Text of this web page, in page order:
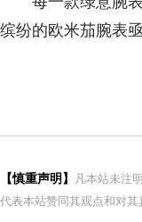
缤纷的欧米茄腕表
【慎重声明】
凡本站未注
代表本站赞同其观点和对